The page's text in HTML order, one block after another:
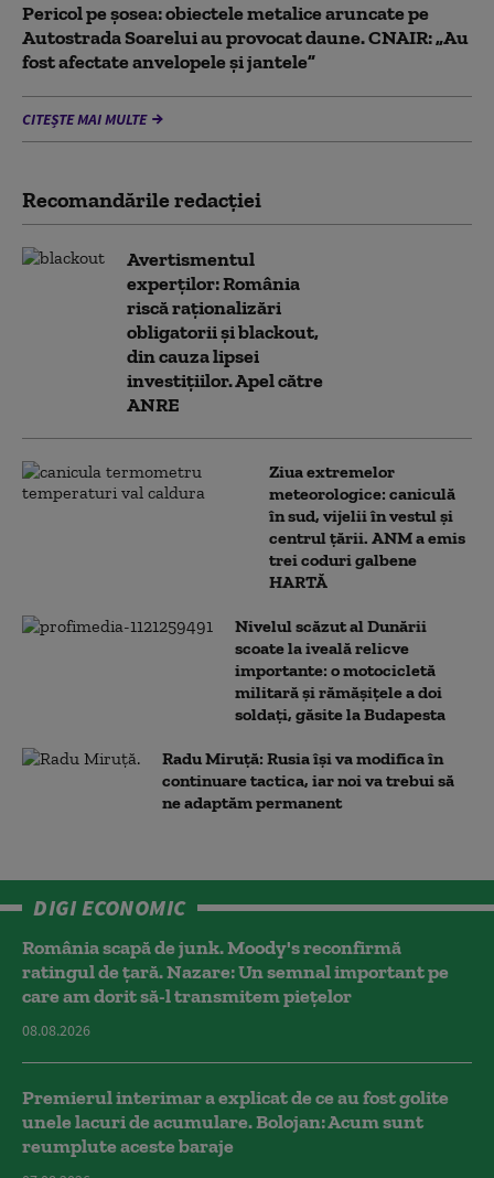
Pericol pe șosea: obiectele metalice aruncate pe
Autostrada Soarelui au provocat daune. CNAIR: „Au
fost afectate anvelopele și jantele”
CITEȘTE MAI MULTE
Recomandările redacţiei
Avertismentul
experților: România
riscă raționalizări
obligatorii și blackout,
din cauza lipsei
investițiilor. Apel către
ANRE
Ziua extremelor
meteorologice: caniculă
în sud, vijelii în vestul și
centrul țării. ANM a emis
trei coduri galbene
HARTĂ
Nivelul scăzut al Dunării
scoate la iveală relicve
importante: o motocicletă
militară și rămășițele a doi
soldați, găsite la Budapesta
Radu Miruță: Rusia își va modifica în
continuare tactica, iar noi va trebui să
ne adaptăm permanent
DIGI ECONOMIC
România scapă de junk. Moody's reconfirmă
ratingul de țară. Nazare: Un semnal important pe
care am dorit să-l transmitem piețelor
08.08.2026
Premierul interimar a explicat de ce au fost golite
unele lacuri de acumulare. Bolojan: Acum sunt
reumplute aceste baraje